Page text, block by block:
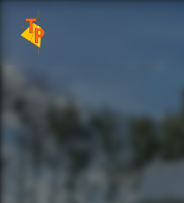
Panneau de gestion des cookies